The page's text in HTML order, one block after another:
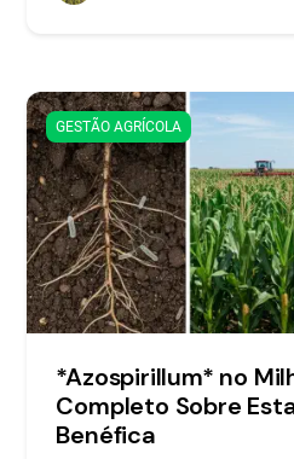
GESTÃO AGRÍCOLA
*Azospirillum* no
Completo Sobre
Benéfica